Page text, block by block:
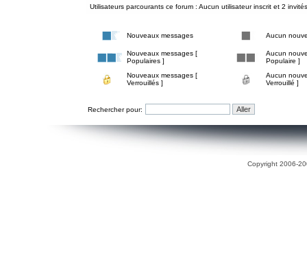
Utilisateurs parcourants ce forum : Aucun utilisateur inscrit et 2 invités
Nouveaux messages Aucun
Nouveaux messages [
Populaires ]
Aucun
Populaire ]
Nouveaux messages [
Verrouillés ]
Aucun
Verrouillé ]
Rechercher pour:
Copyright 2006-